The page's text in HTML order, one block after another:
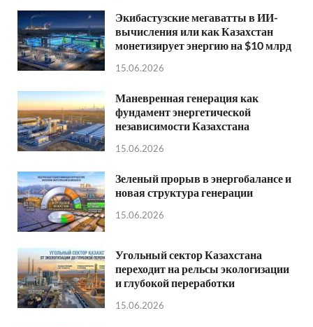
Экибастузские мегаватты в ИИ-
вычисления или как Казахстан
монетизирует энергию на $10 млрд
15.06.2026
Маневренная генерация как
фундамент энергетической
независимости Казахстана
15.06.2026
Зеленый прорыв в энергобалансе и
новая структура генерации
15.06.2026
Угольный сектор Казахстана
переходит на рельсы экологизации
и глубокой переработки
15.06.2026